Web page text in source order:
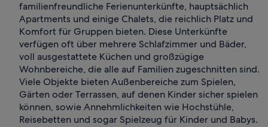
familienfreundliche Ferienunterkünfte, hauptsächlich
Apartments und einige Chalets, die reichlich Platz und
Komfort für Gruppen bieten. Diese Unterkünfte
verfügen oft über mehrere Schlafzimmer und Bäder,
voll ausgestattete Küchen und großzügige
Wohnbereiche, die alle auf Familien zugeschnitten sind.
Viele Objekte bieten Außenbereiche zum Spielen,
Gärten oder Terrassen, auf denen Kinder sicher spielen
können, sowie Annehmlichkeiten wie Hochstühle,
Reisebetten und sogar Spielzeug für Kinder und Babys.